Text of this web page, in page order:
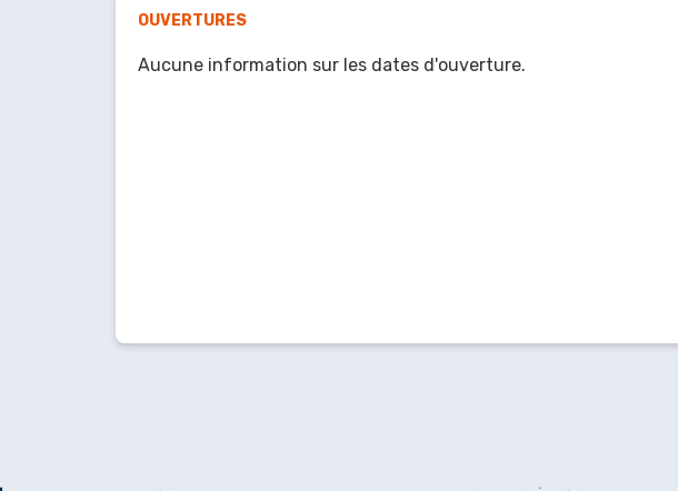
OUVERTURES
Aucune information sur les dates d'ouverture.